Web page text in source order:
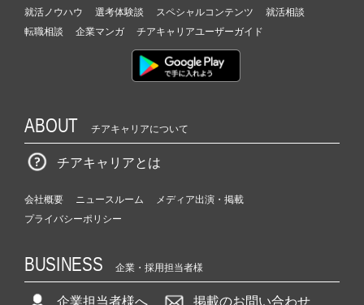
就活ノウハウ 選考体験談 スペシャルコンテンツ
就活相談
転職相談
企業マンガ チアキャリアユーザーガイド
ABOUT チアキャリアについて
チアキャリアとは
会社概要 ニュースルーム
メディア出演・掲載
プライバシーポリシー
BUSINESS 企業・採用担当者様
企業担当者様へ 掲載のお問い合わせ